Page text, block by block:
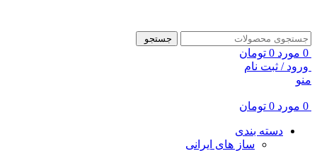
جستجو
0 مورد 0 تومان
ورود / ثبت نام
منو
0 مورد 0 تومان
دسته بندی
ساز های ایرانی